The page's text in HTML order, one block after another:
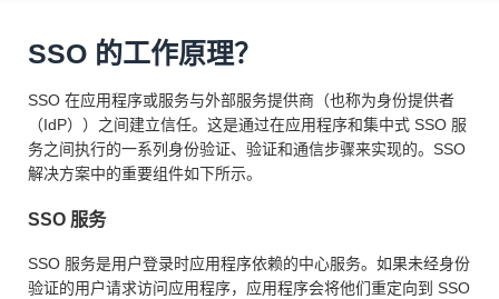
SSO 的工作原理？
SSO 在应用程序或服务与外部服务提供商（也称为身份提供者
（IdP））之间建立信任。这是通过在应用程序和集中式 SSO 服
务之间执行的一系列身份验证、验证和通信步骤来实现的。SSO
解决方案中的重要组件如下所示。
SSO 服务
SSO 服务是用户登录时应用程序依赖的中心服务。如果未经身份
验证的用户请求访问应用程序，应用程序会将他们重定向到 SSO